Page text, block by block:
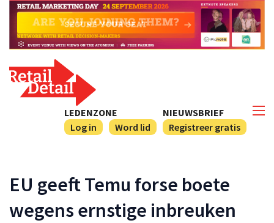
NIEUWSBRIEF
Registreer gratis
LEDENZONE
Log in
Word lid
EU geeft Temu forse boete
wegens ernstige inbreuken